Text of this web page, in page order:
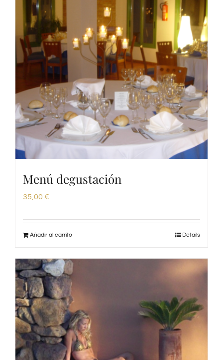
Menú degustación
35,00 €
Añadir al carrito Details